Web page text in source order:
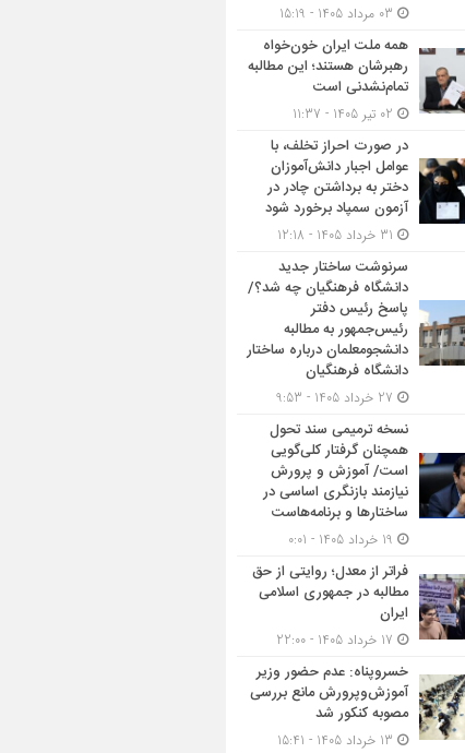
همه ملت ایران خون‌خواه
رهبرشان هستند؛ این مطالبه
تمام‌نشدنی است
در صورت احراز تخلف، با
عوامل اجبار دانش‌آموزان
دختر به برداشتن چادر در
آزمون سمپاد برخورد شود
سرنوشت ساختار جدید
دانشگاه فرهنگیان چه شد؟/
پاسخ رئیس دفتر
رئیس‌جمهور به مطالبه
دانشجومعلمان درباره ساختار
دانشگاه فرهنگیان
نسخه ترمیمی سند تحول
همچنان گرفتار کلی‌گویی
است/ آموزش و پرورش
نیازمند بازنگری اساسی در
ساختارها و برنامه‌هاست
فراتر از معدل؛ روایتی از حق
مطالبه در جمهوری اسلامی
ایران
خسروپناه: عدم حضور وزیر
آموزش‌وپرورش مانع بررسی
مصوبه کنکور شد